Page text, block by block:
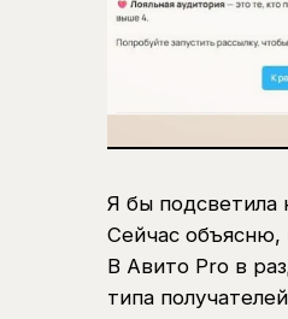
Я бы подсветила
Сейчас объясню,
В Авито Pro в
типа